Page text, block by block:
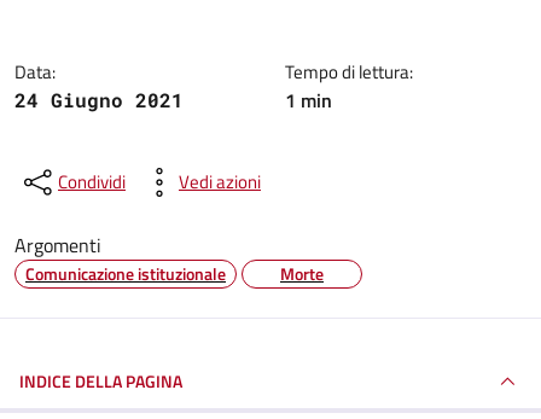
Data:
24 Giugno 2021
Tempo di lettura:
1 min
Condividi Vedi azioni
Argomenti
Comunicazione istituzionale Morte
INDICE DELLA PAGINA